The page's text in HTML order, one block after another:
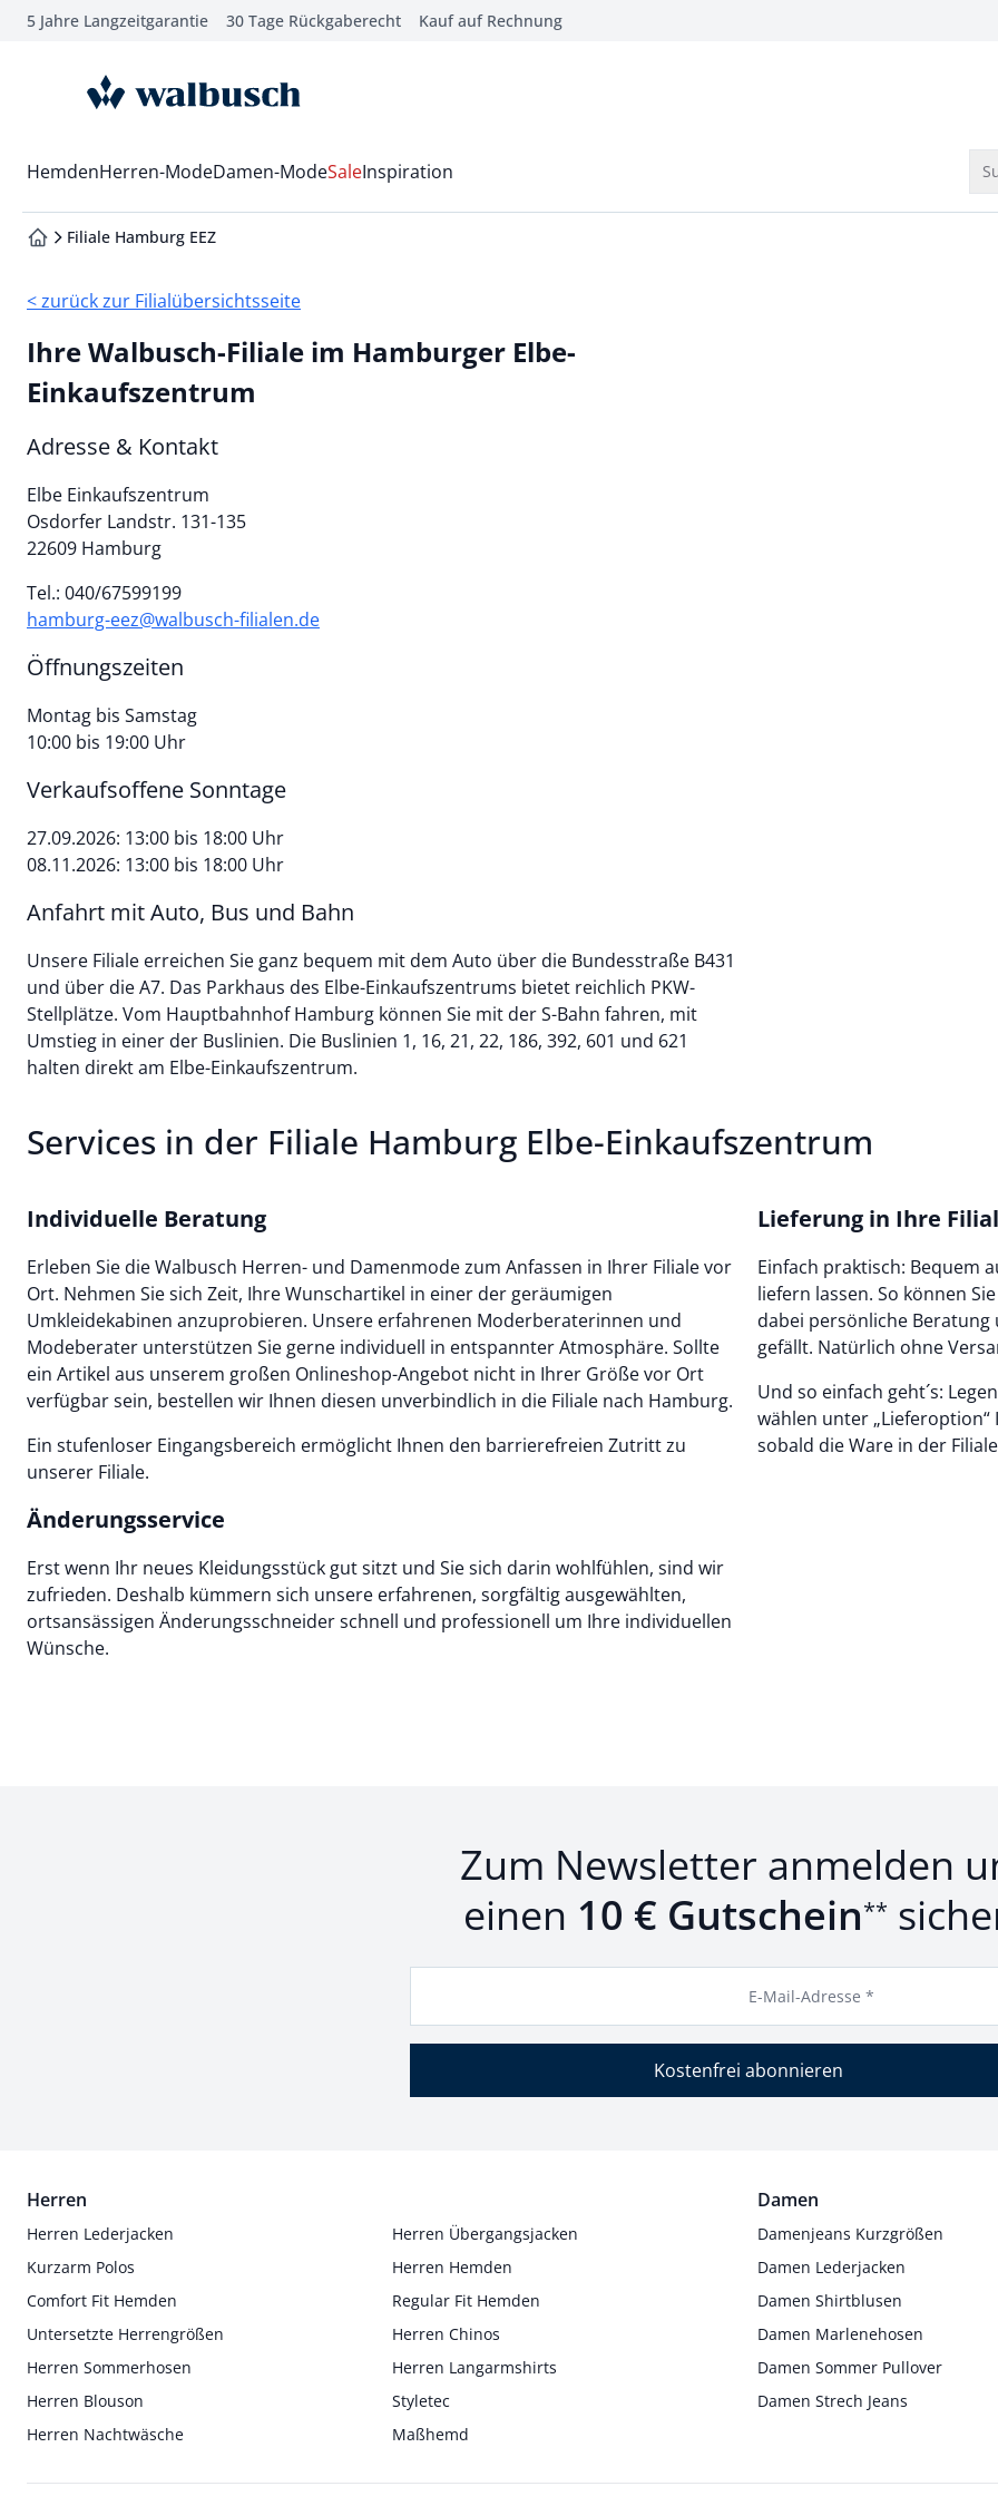
springen
springen
springen
5 Jahre Langzeitgarantie 30 Tage Rückgaberecht Kauf auf Rechnung
zur Startseite
Wechsel in das Menü mit Pfeil-Runter Taste
HemdenHerren-ModeDamen-ModeSaleInspiration
zur Startseite
Filiale Hamburg EEZ
< zurück zur Filialübersichtsseite
Ihre Walbusch-Filiale im Hamburger Elbe-
Einkaufszentrum
Adresse & Kontakt
Elbe Einkaufszentrum
Osdorfer Landstr. 131-135
22609 Hamburg
Tel.: 040/67599199
hamburg-eez@walbusch-filialen.de
Öffnungszeiten
Montag bis Samstag
10:00 bis 19:00 Uhr
Verkaufsoffene Sonntage
27.09.2026: 13:00 bis 18:00 Uhr
08.11.2026: 13:00 bis 18:00 Uhr
Anfahrt mit Auto, Bus und Bahn
Unsere Filiale erreichen Sie ganz bequem mit dem Auto über die Bundesstraße B431
und über die A7. Das Parkhaus des Elbe-Einkaufszentrums bietet reichlich PKW-
Stellplätze. Vom Hauptbahnhof Hamburg können Sie mit der S-Bahn fahren, mit
Umstieg in einer der Buslinien. Die Buslinien 1, 16, 21, 22, 186, 392, 601 und 621
halten direkt am Elbe-Einkaufszentrum.
Services in der Filiale Hamburg Elbe-Einkaufszentrum
Individuelle Beratung
Erleben Sie die Walbusch Herren- und Damenmode zum Anfassen in Ihrer Filiale vor
Ort. Nehmen Sie sich Zeit, Ihre Wunschartikel in einer der geräumigen
Umkleidekabinen anzuprobieren. Unsere erfahrenen Moderberaterinnen und
Modeberater unterstützen Sie gerne individuell in entspannter Atmosphäre. Sollte
ein Artikel aus unserem großen Onlineshop-Angebot nicht in Ihrer Größe vor Ort
verfügbar sein, bestellen wir Ihnen diesen unverbindlich in die Filiale nach Hamburg.
Ein stufenloser Eingangsbereich ermöglicht Ihnen den barrierefreien Zutritt zu
unserer Filiale.
Lieferung in Ihre
Einfach praktisch: Bequem
liefern lassen. So können
dabei persönliche Beratung
gefällt. Natürlich ohne
Und so einfach geht´s:
wählen unter „Lieferoption“
sobald die Ware in der
Änderungsservice
Erst wenn Ihr neues Kleidungsstück gut sitzt und Sie sich darin wohlfühlen, sind wir
zufrieden. Deshalb kümmern sich unsere erfahrenen, sorgfältig ausgewählten,
ortsansässigen Änderungsschneider schnell und professionell um Ihre individuellen
Wünsche.
Zum Newsletter anmelden
einen 10 € Gutschein**
E-Mail-Adresse *
Kostenfrei abonnieren
Herren
Herren Lederjacken
Herren Übergangsjacken
Kurzarm Polos
Herren Hemden
Comfort Fit Hemden
Regular Fit Hemden
Untersetzte Herrengrößen
Herren Chinos
Herren Sommerhosen
Herren Langarmshirts
Herren Blouson
Styletec
Herren Nachtwäsche
Maßhemd
Damen
Damenjeans Kurzgrößen
Damen Lederjacken
Damen Shirtblusen
Damen Marlenehosen
Damen Sommer Pullover
Damen Strech Jeans